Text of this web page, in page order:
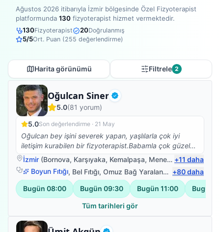
Ağustos 2026 itibarıyla İzmir bölgesinde Özel Fizyoterapist
platformunda 130 fizyoterapist hizmet vermektedir.
130Fizyoterapist 20Doğrulanmış
5/5Ort. Puan (255 değerlendirme)
Harita görünümü Filtrele 2
Oğulcan Siner Doğrulanmış
Fizyoterapist
5.0(81 yorum)
5.0Son değerlendirme · 21 May
Oğulcan bey işini severek yapan, yaşlılarla çok iyi
iletişim kurabilen bir fizyoterapist.Babamla çok güzel
ilgilendi.Kendisine çok teşekkür ederim.☺️
İzmir (Bornova, Karşıyaka, Kemalpaşa, Menemen )
+11 daha
Boyun Fıtığı, Bel Fıtığı, Omuz Bağ Yaralanması ,Protez
+80daha
Bugün 08:00 Bugün 09:30 Bugün 11:00 Bugün
Tüm tarihleri gör